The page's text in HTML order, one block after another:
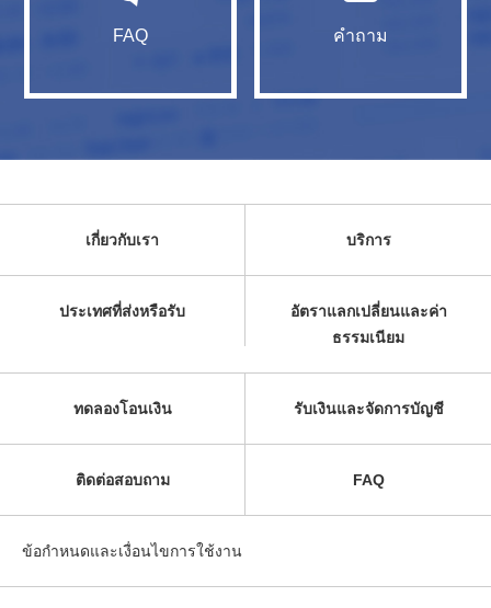
FAQ คำถาม
เกี่ยวกับเรา บริการ
ประเทศที่ส่งหรือรับ
อัตราแลกเปลี่ยนและค่า
ธรรมเนียม
ทดลองโอนเงิน รับเงินและจัดการบัญชี
ติดต่อสอบถาม FAQ
ข้อกำหนดและเงื่อนไขการใช้งาน